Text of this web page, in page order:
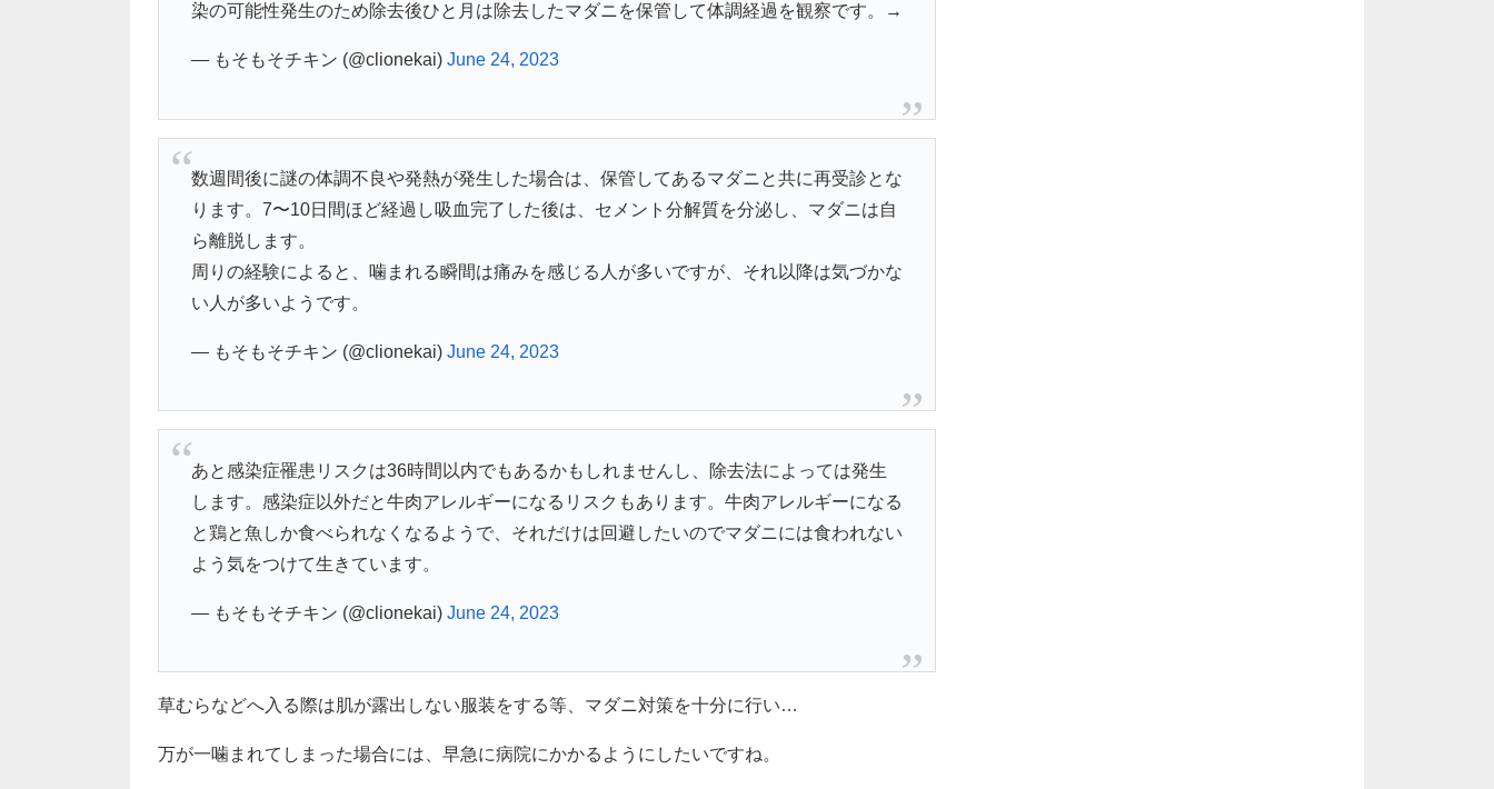
染の可能性発生のため除去後ひと月は除去したマダニを保管して体調経過を観察です。→
— もそもそチキン (@clionekai) June 24, 2023
数週間後に謎の体調不良や発熱が発生した場合は、保管してあるマダニと共に再受診とな
ります。7〜10日間ほど経過し吸血完了した後は、セメント分解質を分泌し、マダニは自
ら離脱します。
周りの経験によると、噛まれる瞬間は痛みを感じる人が多いですが、それ以降は気づかな
い人が多いようです。
— もそもそチキン (@clionekai) June 24, 2023
あと感染症罹患リスクは36時間以内でもあるかもしれませんし、除去法によっては発生
します。感染症以外だと牛肉アレルギーになるリスクもあります。牛肉アレルギーになる
と鶏と魚しか食べられなくなるようで、それだけは回避したいのでマダニには食われない
よう気をつけて生きています。
— もそもそチキン (@clionekai) June 24, 2023
草むらなどへ入る際は肌が露出しない服装をする等、マダニ対策を十分に行い…
万が一噛まれてしまった場合には、早急に病院にかかるようにしたいですね。